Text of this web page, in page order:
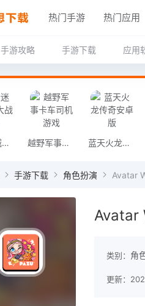
热门手游 热门应用
手游攻略 手游下载 应用
狩猎迷城恐龙大战游戏 越野军事卡车司机游戏 蓝天火龙传奇安卓版
手游下载 角色扮演 Avatar
Avatar
类别： 角
更新：